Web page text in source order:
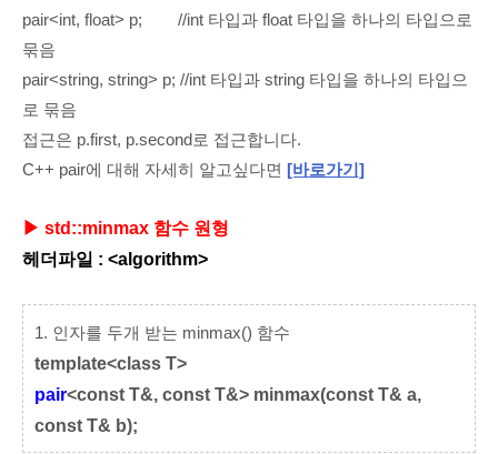
pair<int, float> p; //int 타입과 float 타입을 하나의 타입으로
묶음
pair<string, string> p; //int 타입과 string 타입을 하나의 타입으
로 묶음
접근은 p.first, p.second로 접근합니다.
C++ pair에 대해 자세히 알고싶다면 [바로가기]
▶ std::minmax 함수 원형
헤더파일 : <algorithm>
1. 인자를 두개 받는 minmax() 함수
template<class T>
pair<const T&, const T&> minmax(const T& a,
const T& b);